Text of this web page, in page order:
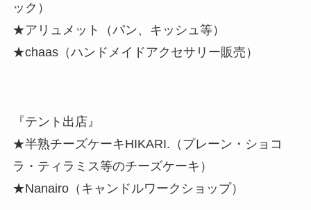
ック）
★アリュメット（パン、キッシュ等）
★chaas（ハンドメイドアクセサリー販売）
『テント出店』
★半熟チーズケーキHIKARI.（プレーン・ショコ
ラ・ティラミス等のチーズケーキ）
★Nanairo（キャンドルワークショップ）